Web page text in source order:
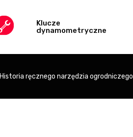
Klucze
dynamometryczne
Historia ręcznego narzędzia ogrodniczego